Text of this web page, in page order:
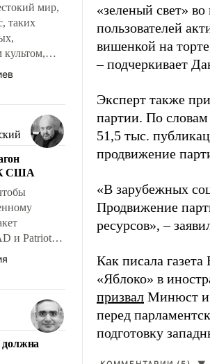
мир,
таких
культом,
и
под
на себя
и
США
и Patriot
трех
война с
период
должна
«зеленый свет»
пользователей
вишенкой на
– подчеркивает
Эксперт также
партии. По словам
51,5 тыс.
продвижение
«В зарубежных
Продвижение
ресурсов», –
Как писала
«Яблоко» в
призвал Минюст и
перед
подготовку